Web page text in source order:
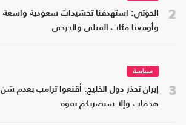
2
الحوثي: استهدفنا تحشيدات سعودية واسعة
وأوقعنا مئات القتلى والجرحى
3
سياسة
إيران تحذر دول الخليج: أقنعوا ترامب بعدم شن
هجمات وإلا سنضربكم بقوة